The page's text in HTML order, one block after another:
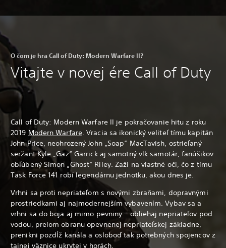
O čom je hra Call of Duty: Modern Warfare II?
Vitajte v novej ére Call of Duty
Call of Duty: Modern Warfare II je pokračovanie hitu z roku
2019 Modern Warfare. Vracia sa ikonický veliteľ tímu kapitán
John Price, neohrozený John „Soap“ MacTavish, ostrieľaný
seržant Kyle „Gaz“ Garrick aj samotný vlk samotár, fanúšikov
obľúbený Simon „Ghost“ Riley. Zaži na vlastné oči, čo z tímu
Task Force 141 robí legendárnu jednotku, akou dnes je.
Vrhni sa proti nepriateľom s novými zbraňami, dopravnými
prostriedkami aj najmodernejším vybavením. Vybav sa a
vrhni sa do boja aj mimo pevniny – obliehaj nepriateľov pod
vodou, prelom obranu opevnenej nepriateľskej základne,
prenikni pozdĺž kanála a osloboď tak potrebných spojencov z
tajnej väznice ukrytej v horách.